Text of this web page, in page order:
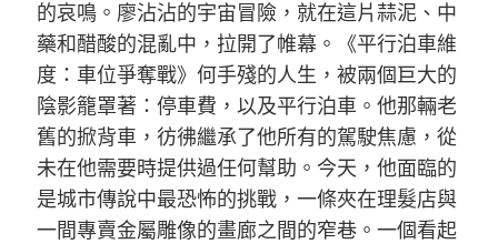
的哀鳴。廖沾沾的宇宙冒險，就在這片蒜泥、中
藥和醋酸的混亂中，拉開了帷幕。《平行泊車維
度：車位爭奪戰》何手殘的人生，被兩個巨大的
陰影籠罩著：停車費，以及平行泊車。他那輛老
舊的掀背車，彷彿繼承了他所有的駕駛焦慮，從
未在他需要時提供過任何幫助。今天，他面臨的
是城市傳說中最恐怖的挑戰，一條夾在理髮店與
一間專賣金屬雕像的畫廊之間的窄巷。一個看起